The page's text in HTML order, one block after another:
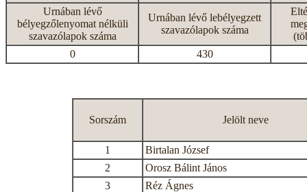
Urnában lévő
bélyegzőlenyomat nélküli
szavazólapok száma
Urnában lévő lebélyegzett
szavazólapok száma
0
430
Sorszám Jelölt neve
1
Birtalan József
2
Orosz Bálint János
3
Réz Ágnes